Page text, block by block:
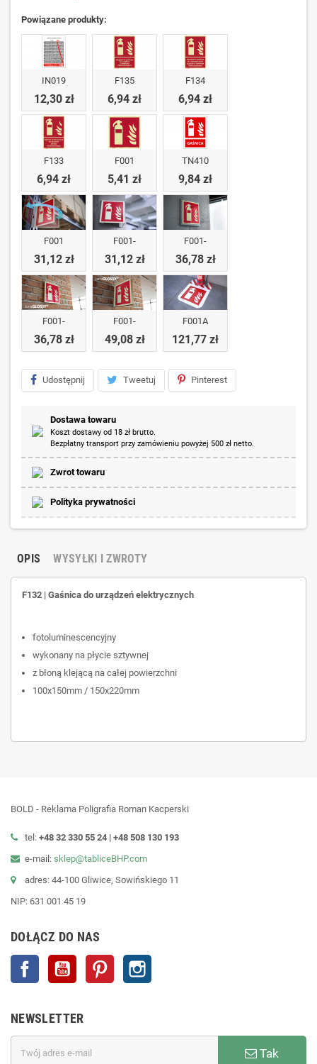
Powiązane produkty:
IN019
12,30 zł
F135
6,94 zł
F134
6,94 zł
F133
6,94 zł
F001
5,41 zł
TN410
9,84 zł
F001
31,12 zł
F001-
31,12 zł
F001-
36,78 zł
F001-
36,78 zł
F001-
49,08 zł
F001A
121,77 zł
Udostępnij Tweetuj Pinterest
Dostawa towaru
Koszt dostawy od 18 zł brutto.
Bezpłatny transport przy zamówieniu powyżej 500 zł netto.
Zwrot towaru
Polityka prywatności
OPIS WYSYŁKI I ZWROTY
F132 | Gaśnica do urządzeń elektrycznych
fotoluminescencyjny
wykonany na płycie sztywnej
z błoną klejącą na całej powierzchni
100x150mm / 150x220mm
BOLD - Reklama Poligrafia Roman Kacperski
tel: +48 32 330 55 24 | +48 508 130 193
e-mail: sklep@tabliceBHP.com
adres: 44-100 Gliwice, Sowińskiego 11
NIP: 631 001 45 19
DOŁĄCZ DO NAS
Facebook YouTube Pinterest
NEWSLETTER
Tak